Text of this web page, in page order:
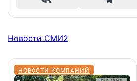
Новости СМИ2
НОВОСТИ КОМПАНИЙ